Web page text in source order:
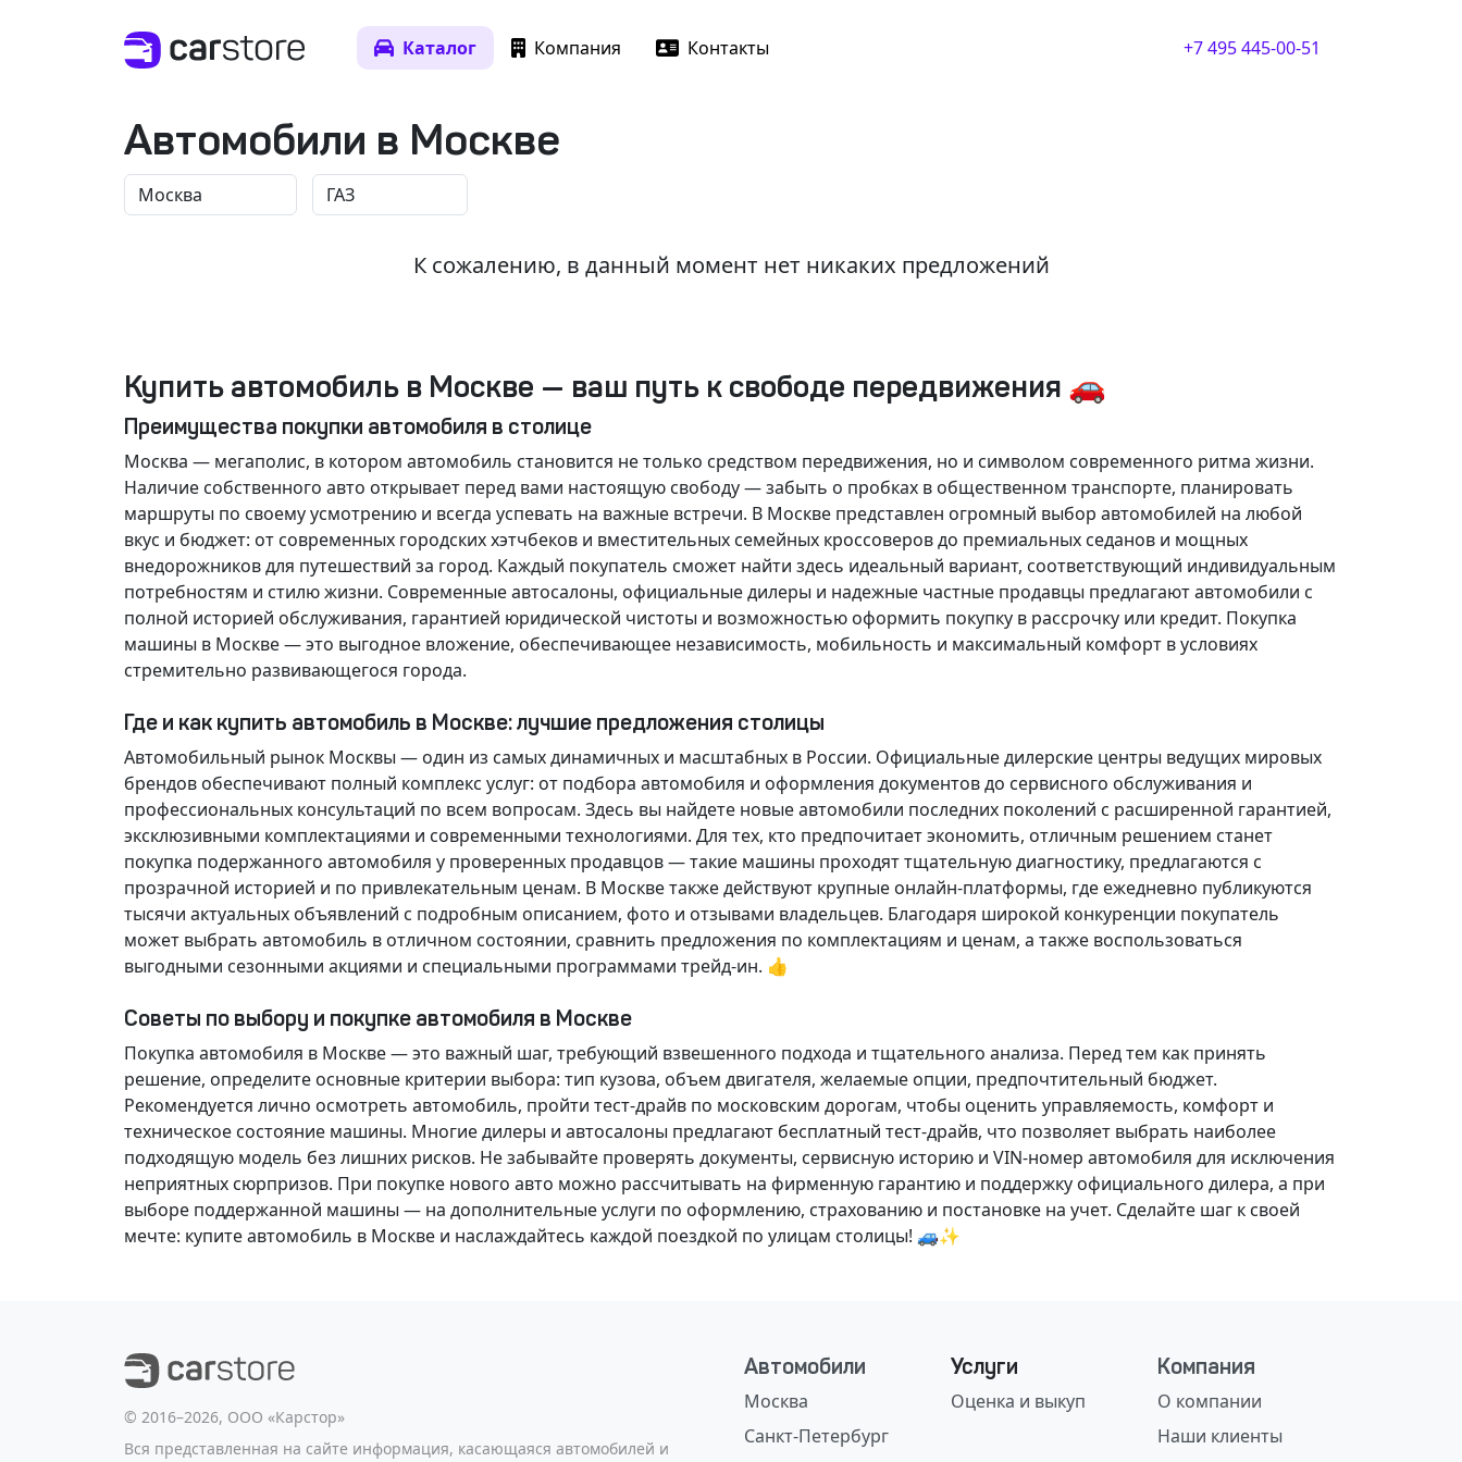
Каталог Компания Контакты +7 495 445-00-51
Автомобили в Москве
К сожалению, в данный момент нет никаких предложений
Купить автомобиль в Москве — ваш путь к свободе передвижения 🚗
Преимущества покупки автомобиля в столице
Москва — мегаполис, в котором автомобиль становится не только средством передвижения, но и символом современного ритма жизни.
Наличие собственного авто открывает перед вами настоящую свободу — забыть о пробках в общественном транспорте, планировать
маршруты по своему усмотрению и всегда успевать на важные встречи. В Москве представлен огромный выбор автомобилей на любой
вкус и бюджет: от современных городских хэтчбеков и вместительных семейных кроссоверов до премиальных седанов и мощных
внедорожников для путешествий за город. Каждый покупатель сможет найти здесь идеальный вариант, соответствующий индивидуальным
потребностям и стилю жизни. Современные автосалоны, официальные дилеры и надежные частные продавцы предлагают автомобили с
полной историей обслуживания, гарантией юридической чистоты и возможностью оформить покупку в рассрочку или кредит. Покупка
машины в Москве — это выгодное вложение, обеспечивающее независимость, мобильность и максимальный комфорт в условиях
стремительно развивающегося города.
Где и как купить автомобиль в Москве: лучшие предложения столицы
Автомобильный рынок Москвы — один из самых динамичных и масштабных в России. Официальные дилерские центры ведущих мировых
брендов обеспечивают полный комплекс услуг: от подбора автомобиля и оформления документов до сервисного обслуживания и
профессиональных консультаций по всем вопросам. Здесь вы найдете новые автомобили последних поколений с расширенной гарантией,
эксклюзивными комплектациями и современными технологиями. Для тех, кто предпочитает экономить, отличным решением станет
покупка подержанного автомобиля у проверенных продавцов — такие машины проходят тщательную диагностику, предлагаются с
прозрачной историей и по привлекательным ценам. В Москве также действуют крупные онлайн-платформы, где ежедневно публикуются
тысячи актуальных объявлений с подробным описанием, фото и отзывами владельцев. Благодаря широкой конкуренции покупатель
может выбрать автомобиль в отличном состоянии, сравнить предложения по комплектациям и ценам, а также воспользоваться
выгодными сезонными акциями и специальными программами трейд-ин. 👍
Советы по выбору и покупке автомобиля в Москве
Покупка автомобиля в Москве — это важный шаг, требующий взвешенного подхода и тщательного анализа. Перед тем как принять
решение, определите основные критерии выбора: тип кузова, объем двигателя, желаемые опции, предпочтительный бюджет.
Рекомендуется лично осмотреть автомобиль, пройти тест-драйв по московским дорогам, чтобы оценить управляемость, комфорт и
техническое состояние машины. Многие дилеры и автосалоны предлагают бесплатный тест-драйв, что позволяет выбрать наиболее
подходящую модель без лишних рисков. Не забывайте проверять документы, сервисную историю и VIN-номер автомобиля для исключения
неприятных сюрпризов. При покупке нового авто можно рассчитывать на фирменную гарантию и поддержку официального дилера, а при
выборе поддержанной машины — на дополнительные услуги по оформлению, страхованию и постановке на учет. Сделайте шаг к своей
мечте: купите автомобиль в Москве и наслаждайтесь каждой поездкой по улицам столицы! 🚙✨
©️ 2016–2026, ООО «Карстор»
Вся представленная на сайте информация, касающаяся автомобилей и
Автомобили
Москва
Санкт-Петербург
Услуги
Оценка и выкуп
Компания
О компании
Наши клиенты